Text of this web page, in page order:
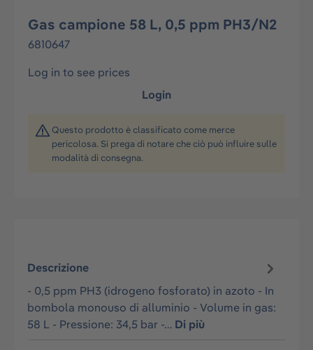
Gas campione 58 L, 0,5 ppm PH3/N2
6810647
Log in to see prices
Login
Questo prodotto è classificato come merce
pericolosa. Si prega di notare che ciò può influire sulle
modalità di consegna.
Descrizione
- 0,5 ppm PH3 (idrogeno fosforato) in azoto - In
bombola monouso di alluminio - Volume in gas:
58 L - Pressione: 34,5 bar -… Di più